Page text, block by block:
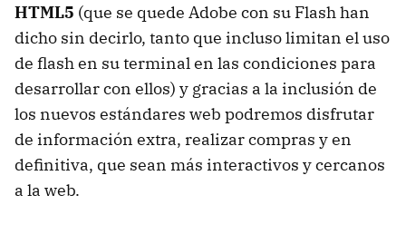
HTML5 (que se quede Adobe con su Flash han
dicho sin decirlo, tanto que incluso limitan el uso
de flash en su terminal en las condiciones para
desarrollar con ellos) y gracias a la inclusión de
los nuevos estándares web podremos disfrutar
de información extra, realizar compras y en
definitiva, que sean más interactivos y cercanos
a la web.